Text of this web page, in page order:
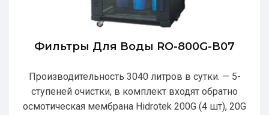
Фильтры Для Воды RO-800G-В07
Производительность 3040 литров в сутки. — 5-
ступеней очистки, в комплект входят обратно
осмотическая мембрана Hidrotek 200G (4 шт), 20G